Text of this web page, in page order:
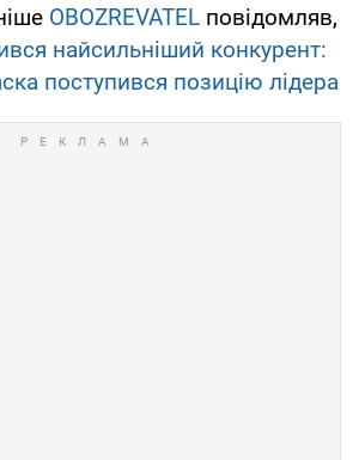
OBOZREVATEL повідомляв,
найсильніший конкурент:
поступився позицію лідера